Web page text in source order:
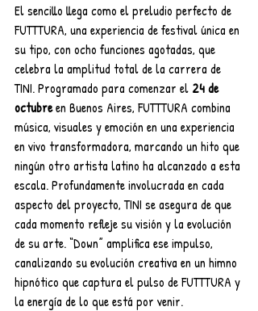
El sencillo llega como el preludio perfecto de
FUTTTURA, una experiencia de festival única en
su tipo, con ocho funciones agotadas, que
celebra la amplitud total de la carrera de
TINI. Programado para comenzar el 24 de
octubre en Buenos Aires, FUTTTURA combina
música, visuales y emoción en una experiencia
en vivo transformadora, marcando un hito que
ningún otro artista latino ha alcanzado a esta
escala. Profundamente involucrada en cada
aspecto del proyecto, TINI se asegura de que
cada momento refleje su visión y la evolución
de su arte. “Down” amplifica ese impulso,
canalizando su evolución creativa en un himno
hipnótico que captura el pulso de FUTTTURA y
la energía de lo que está por venir.